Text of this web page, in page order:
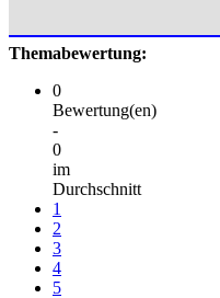
Themabewertung:
0
Bewertung(en)
-
0
im
Durchschnitt
1
2
3
4
5